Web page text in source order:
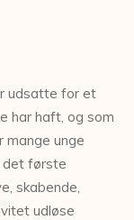
udsatte for et
har haft, og som
mange unge
det første
skabende,
udløse